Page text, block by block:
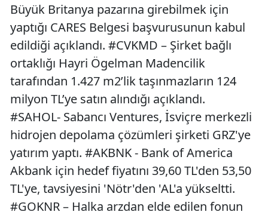
Büyük Britanya pazarına girebilmek için
yaptığı CARES Belgesi başvurusunun kabul
edildiği açıklandı. #CVKMD – Şirket bağlı
ortaklığı Hayri Ögelman Madencilik
tarafından 1.427 m2’lik taşınmazların 124
milyon TL’ye satın alındığı açıklandı.
#SAHOL- Sabancı Ventures, İsviçre merkezli
hidrojen depolama çözümleri şirketi GRZ'ye
yatırım yaptı. #AKBNK - Bank of America
Akbank için hedef fiyatını 39,60 TL'den 53,50
TL'ye, tavsiyesini 'Nötr'den 'AL'a yükseltti.
#GOKNR – Halka arzdan elde edilen fonun